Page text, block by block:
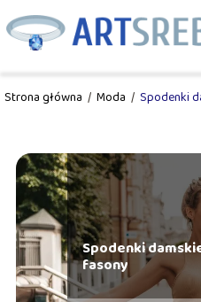
Strona główna / Moda / Spodenki
Spodenki
fasony